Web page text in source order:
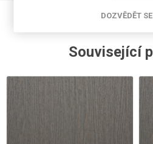
Související
DOZVĚDĚT